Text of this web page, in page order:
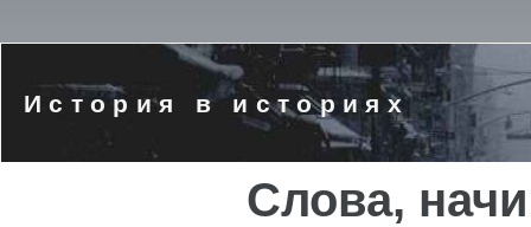
История в историях
Слова,